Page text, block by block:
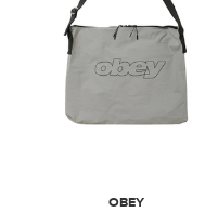
OBEY